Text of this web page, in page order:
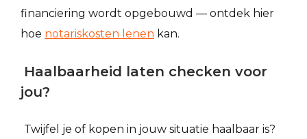
financiering wordt opgebouwd — ontdek hier
hoe notariskosten lenen kan.
Haalbaarheid laten checken voor
jou?
Twijfel je of kopen in jouw situatie haalbaar is?